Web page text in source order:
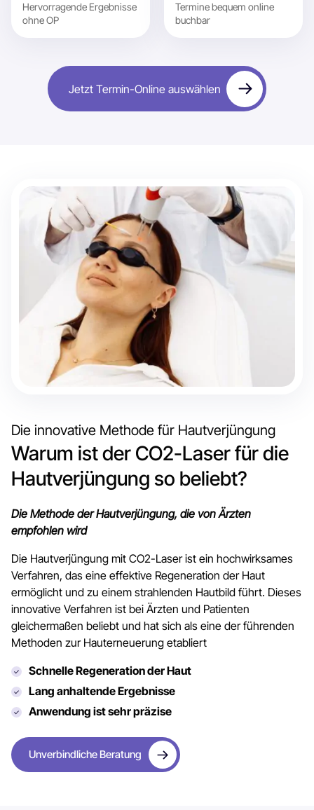
Hervorragende Ergebnisse
ohne OP
Termine bequem online
buchbar
Jetzt Termin-Online auswählen
Die innovative Methode für Hautverjüngung
Warum ist der CO2-Laser für die
Hautverjüngung so beliebt?
Die Methode der Hautverjüngung, die von Ärzten
empfohlen wird
Die Hautverjüngung mit CO2-Laser ist ein hochwirksames
Verfahren, das eine effektive Regeneration der Haut
ermöglicht und zu einem strahlenden Hautbild führt. Dieses
innovative Verfahren ist bei Ärzten und Patienten
gleichermaßen beliebt und hat sich als eine der führenden
Methoden zur Hauterneuerung etabliert
Schnelle Regeneration der Haut
Lang anhaltende Ergebnisse
Anwendung ist sehr präzise
Unverbindliche Beratung